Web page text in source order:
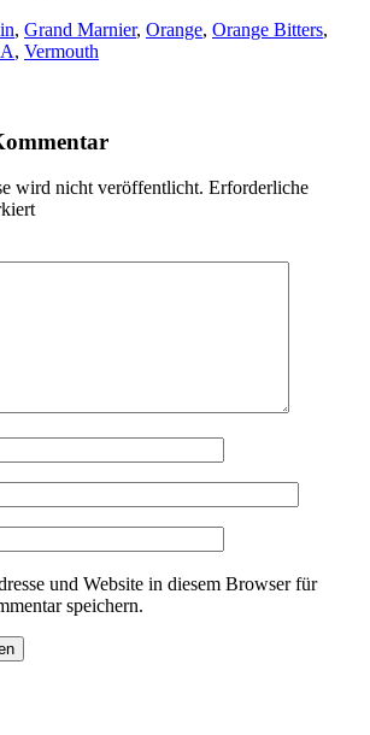
, Grand Marnier, Orange, Orange Bitters,
, Vermouth
wird nicht veröffentlicht. Erforderliche
und Website in diesem Browser für
speichern.